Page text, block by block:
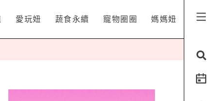
愛玩妞 蔬食永續 寵物圈圈 媽媽妞